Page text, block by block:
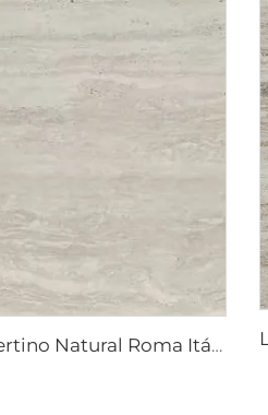
Laje de Pedra Travertino Natural Roma Itália Porosa